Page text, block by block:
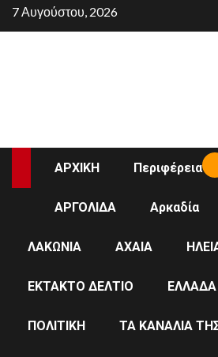
Skip
to
7 Αυγούστου, 2026
ΑΡΧΙΚΗ Περιφέρεια
ΑΡΓΟΛΙΔΑ Αρκαδία
ΛΑΚΩΝΙΑ ΑΧΑΙΑ
ΕΚΤΑΚΤΟ ΔΕΛΤΙΟ ΕΛΛΑΔΑ
ΠΟΛΙΤΙΚΗ ΤΑ ΚΑΝΑΛΙΑ